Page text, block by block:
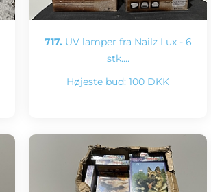
717. UV lamper fra Nailz Lux - 6
stk.…
Højeste bud: 100 DKK